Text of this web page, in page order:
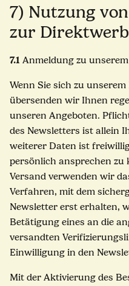
7) Nutzung
zur
7.1 Anmeldung zu
Wenn Sie sich zu
übersenden wir Ihnen
unseren Angeboten.
des Newsletters ist allein
weiterer Daten ist
persönlich ansprechen zu
Versand verwenden wir
Verfahren, mit dem
Newsletter erst erhalten,
Betätigung eines an die
versandten
Einwilligung in den
Mit der Aktivierung des